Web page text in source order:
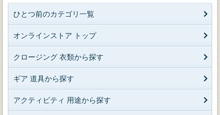
ひとつ前のカテゴリ一覧
オンラインストア トップ
クロージング 衣類から探す
ギア 道具から探す
アクティビティ 用途から探す